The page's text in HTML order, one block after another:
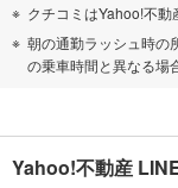
クチコミはYahoo!不動
朝の通勤ラッシュ時の
の乗車時間と異なる場
Yahoo!不動産